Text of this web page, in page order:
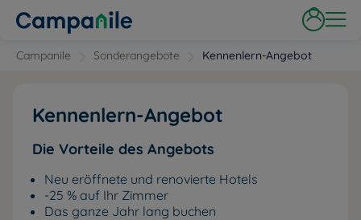
Campanile Sonderangebote Kennenlern-Angebot
Kennenlern-Angebot
Die Vorteile des Angebots
Neu eröffnete und renovierte Hotels
-25 % auf Ihr Zimmer
Das ganze Jahr lang buchen